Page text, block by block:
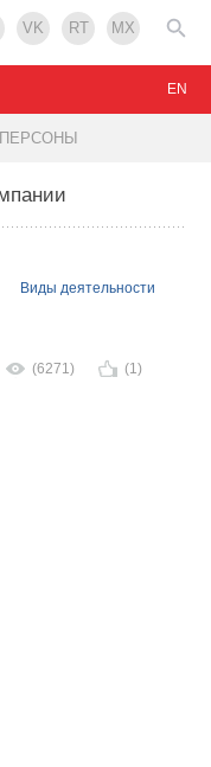
VK RT MX
ПЕРСОНЫ
EN
Виды деятельности
(6271) (1)